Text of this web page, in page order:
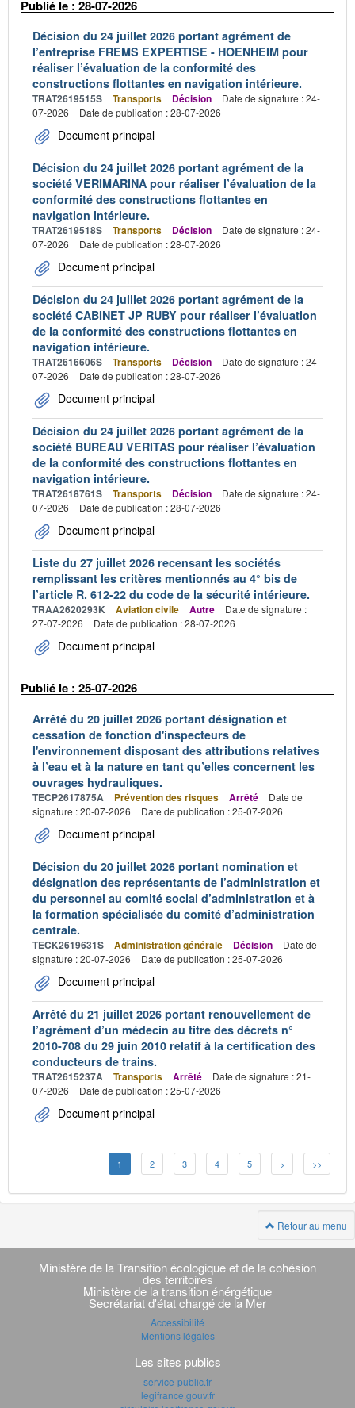
Publié le : 28-07-2026
Décision du 24 juillet 2026 portant agrément de
l’entreprise FREMS EXPERTISE - HOENHEIM pour
réaliser l’évaluation de la conformité des
constructions flottantes en navigation intérieure.
TRAT2619515S Transports Décision
Date de signature : 24-
07-2026
Date de publication : 28-07-2026
Document principal
Décision du 24 juillet 2026 portant agrément de la
société VERIMARINA pour réaliser l’évaluation de la
conformité des constructions flottantes en
navigation intérieure.
TRAT2619518S Transports Décision
Date de signature : 24-
07-2026
Date de publication : 28-07-2026
Document principal
Décision du 24 juillet 2026 portant agrément de la
société CABINET JP RUBY pour réaliser l’évaluation
de la conformité des constructions flottantes en
navigation intérieure.
TRAT2616606S Transports Décision
Date de signature : 24-
07-2026
Date de publication : 28-07-2026
Document principal
Décision du 24 juillet 2026 portant agrément de la
société BUREAU VERITAS pour réaliser l’évaluation
de la conformité des constructions flottantes en
navigation intérieure.
TRAT2618761S Transports Décision
Date de signature : 24-
07-2026
Date de publication : 28-07-2026
Document principal
Liste du 27 juillet 2026 recensant les sociétés
remplissant les critères mentionnés au 4° bis de
l’article R. 612-22 du code de la sécurité intérieure.
TRAA2620293K Aviation civile Autre
Date de signature :
27-07-2026
Date de publication : 28-07-2026
Document principal
Publié le : 25-07-2026
Arrêté du 20 juillet 2026 portant désignation et
cessation de fonction d'inspecteurs de
l'environnement disposant des attributions relatives
à l’eau et à la nature en tant qu’elles concernent les
ouvrages hydrauliques.
TECP2617875A Prévention des risques Arrêté
Date de
signature : 20-07-2026
Date de publication : 25-07-2026
Document principal
Décision du 20 juillet 2026 portant nomination et
désignation des représentants de l’administration et
du personnel au comité social d’administration et à
la formation spécialisée du comité d’administration
centrale.
TECK2619631S Administration générale Décision
Date de
signature : 20-07-2026
Date de publication : 25-07-2026
Document principal
Arrêté du 21 juillet 2026 portant renouvellement de
l’agrément d’un médecin au titre des décrets n°
2010-708 du 29 juin 2010 relatif à la certification des
conducteurs de trains.
TRAT2615237A Transports Arrêté
Date de signature : 21-
07-2026
Date de publication : 25-07-2026
Document principal
1 2 3 4 5 > >>
Retour au menu
Navigation
transverse
Ministère de la Transition écologique et de la cohésion
des territoires
Ministère de la transition énérgétique
Secrétariat d'état chargé de la Mer
Accessibilité
Mentions légales
Les sites publics
service-public.fr
legifrance.gouv.fr